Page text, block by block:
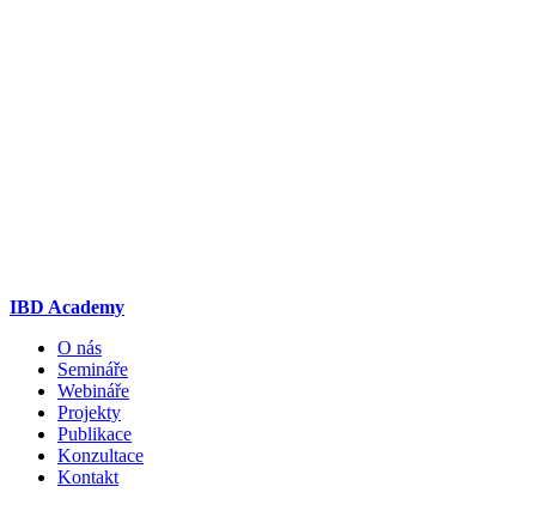
IBD Academy
O nás
Semináře
Webináře
Projekty
Publikace
Konzultace
Kontakt